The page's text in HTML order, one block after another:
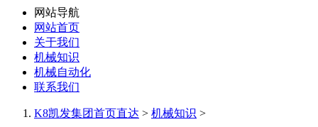
网站导航
网站首页
关于我们
机械知识
机械自动化
联系我们
K8凯发集团首页直达 > 机械知识 >